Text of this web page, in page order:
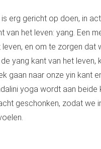
erg gericht op doen, in
van het leven: yang. Een
leven, en om te zorgen dat
yang kant van het leven,
gaan naar onze yin kant
yoga wordt aan beide
geschonken, zodat we